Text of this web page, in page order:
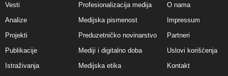
Vesti
Analize
Projekti
Publikacije
Istraživanja
Profesionalizacija medija
Medijska pismenost
Preduzetničko novinarstvo
Mediji i digitalno doba
Medijska etika
O nama
Impressum
Partneri
Uslovi korišćenja
Kontakt